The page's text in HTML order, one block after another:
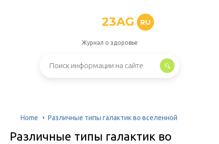
23AG RU
Журнал о здоровье
Home Различные типы галактик во вселенной
Различные типы галактик во